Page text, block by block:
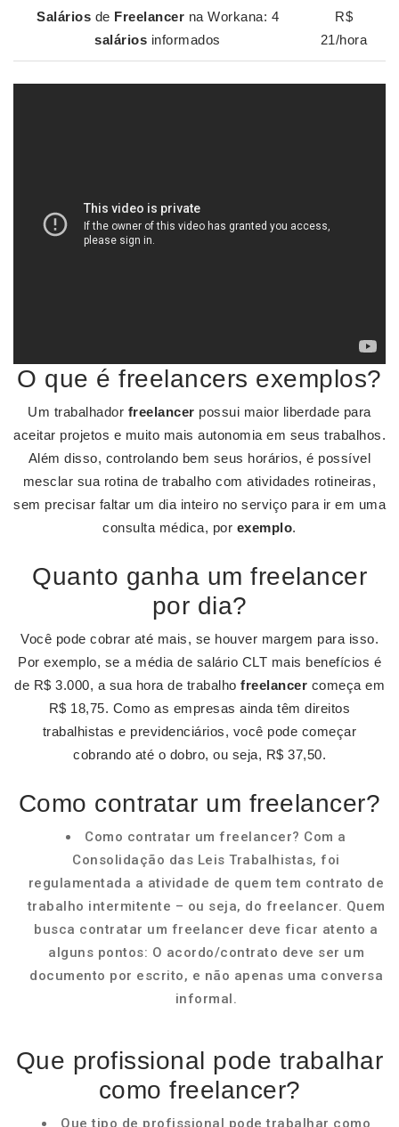
Salários de Freelancer na Workana: 4
salários informados
R$
21/hora
O que é freelancers exemplos?
Um trabalhador freelancer possui maior liberdade para
aceitar projetos e muito mais autonomia em seus trabalhos.
Além disso, controlando bem seus horários, é possível
mesclar sua rotina de trabalho com atividades rotineiras,
sem precisar faltar um dia inteiro no serviço para ir em uma
consulta médica, por exemplo.
Quanto ganha um freelancer
por dia?
Você pode cobrar até mais, se houver margem para isso.
Por exemplo, se a média de salário CLT mais benefícios é
de R$ 3.000, a sua hora de trabalho freelancer começa em
R$ 18,75. Como as empresas ainda têm direitos
trabalhistas e previdenciários, você pode começar
cobrando até o dobro, ou seja, R$ 37,50.
Como contratar um freelancer?
Como contratar um freelancer? Com a
Consolidação das Leis Trabalhistas, foi
regulamentada a atividade de quem tem contrato de
trabalho intermitente – ou seja, do freelancer. Quem
busca contratar um freelancer deve ficar atento a
alguns pontos: O acordo/contrato deve ser um
documento por escrito, e não apenas uma conversa
informal.
Que profissional pode trabalhar
como freelancer?
Que tipo de profissional pode trabalhar como